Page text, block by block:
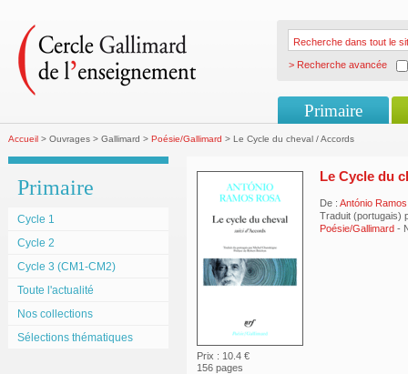
> Recherche avancée
Primaire
Accueil > Ouvrages > Gallimard > Poésie/Gallimard > Le Cycle du cheval / Accords
Primaire
Cycle 1
Cycle 2
Cycle 3 (CM1-CM2)
Toute l'actualité
Nos collections
Sélections thématiques
Prix : 10.4 €
156 pages
Le Cycle du
De : António
Traduit (portugais)
Poésie/Gallimard -